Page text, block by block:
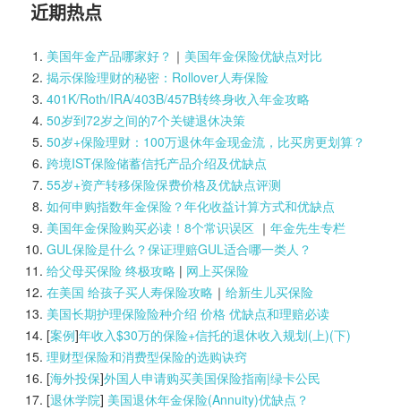
近期热点
美国年金产品哪家好？ ｜ 美国年金保险优缺点对比
揭示保险理财的秘密：Rollover人寿保险
401K/Roth/IRA/403B/457B转终身收入年金攻略
50岁到72岁之间的7个关键退休决策
50岁+保险理财：100万退休年金现金流，比买房更划算？
跨境IST保险储蓄信托产品介绍及优缺点
55岁+资产转移保险保费价格及优缺点评测
如何申购指数年金保险？年化收益计算方式和优缺点
美国年金保险购买必读！8个常识误区｜ 年金先生专栏
GUL保险是什么？保证理赔GUL适合哪一类人？
给父母买保险 终极攻略| 网上买保险
在美国 给孩子买人寿保险攻略｜ 给新生儿买保险
美国长期护理保险险种介绍 价格 优缺点和理赔必读
[案例]年收入$30万的保险+信托的退休收入规划(上)(下)
理财型保险和消费型保险的选购诀窍
[海外投保]外国人申请购买美国保险指南|绿卡公民
[退休学院] 美国退休年金保险(Annuity)优缺点？